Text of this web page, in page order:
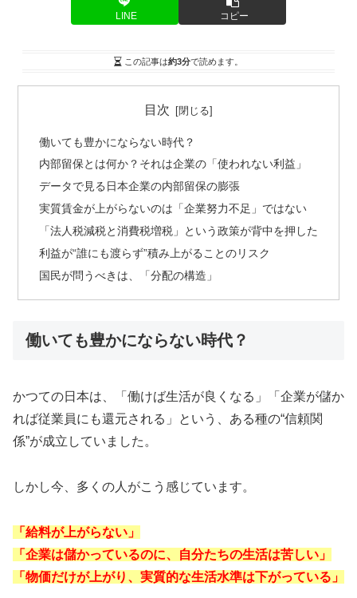
LINE コピー
この記事は約3分で読めます。
目次
働いても豊かにならない時代？
内部留保とは何か？それは企業の「使われない利益」
データで見る日本企業の内部留保の膨張
実質賃金が上がらないのは「企業努力不足」ではない
「法人税減税と消費税増税」という政策が背中を押した
利益が“誰にも渡らず”積み上がることのリスク
国民が問うべきは、「分配の構造」
働いても豊かにならない時代？
かつての日本は、「働けば生活が良くなる」「企業が儲か
れば従業員にも還元される」という、ある種の“信頼関
係”が成立していました。
しかし今、多くの人がこう感じています。
「給料が上がらない」
「企業は儲かっているのに、自分たちの生活は苦しい」
「物価だけが上がり、実質的な生活水準は下がっている」